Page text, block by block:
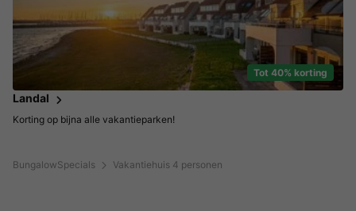
BungalowSpecials Vakantiehuis 4 personen
Tot 40% korting
Landal
Korting op bijna alle vakantieparken!